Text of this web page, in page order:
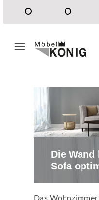
Die Wand
Sofa
Das